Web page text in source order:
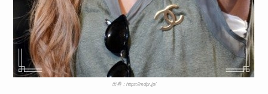
出典：https://mdpr.jp/